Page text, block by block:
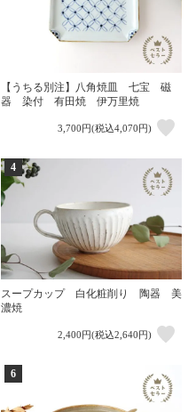
【うちる別注】八角焼皿 七宝 磁
器 染付 有田焼 伊万里焼
3,700円(税込4,070円)
4
スープカップ 白化粧削り 陶器 美
濃焼
2,400円(税込2,640円)
6